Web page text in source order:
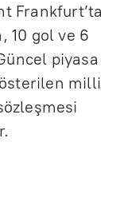
Frankfurt’ta
10 gol ve 6
piyasa
milli